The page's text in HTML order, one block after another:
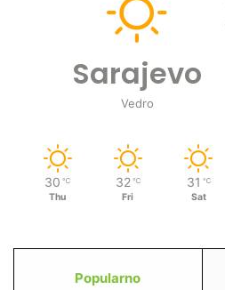
Sarajevo
Vedro
30 ℃
Thu
32 ℃
Fri
31 ℃
Sat
Popularno